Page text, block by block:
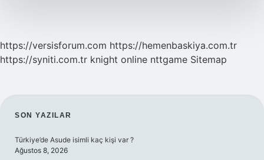
https://versisforum.com https://hemenbaskiya.com.tr
https://syniti.com.tr knight online nttgame Sitemap
SIDEBAR
SON YAZILAR
Türkiye’de Asude isimli kaç kişi var ?
Ağustos 8, 2026